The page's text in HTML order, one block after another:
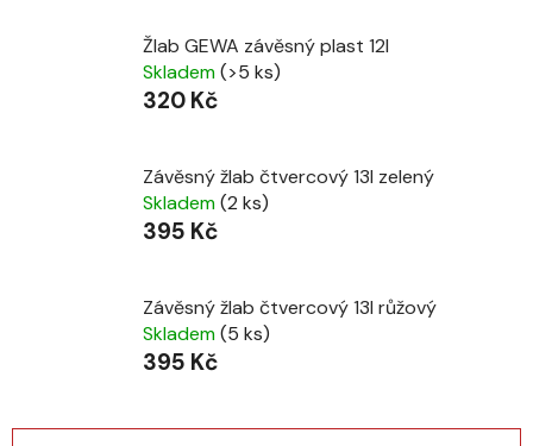
Žlab GEWA závěsný plast 12l
Skladem(>5 ks)
320 Kč
Závěsný žlab čtvercový 13l zelený
Skladem(2 ks)
395 Kč
Závěsný žlab čtvercový 13l růžový
Skladem(5 ks)
395 Kč